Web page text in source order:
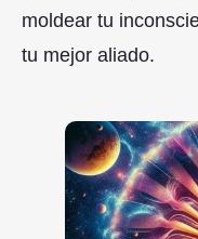
moldear tu
tu mejor aliado.